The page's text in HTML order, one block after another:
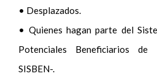
• Desplazados.
• Quienes hagan parte del
Potenciales Beneficiarios de
SISBEN-.